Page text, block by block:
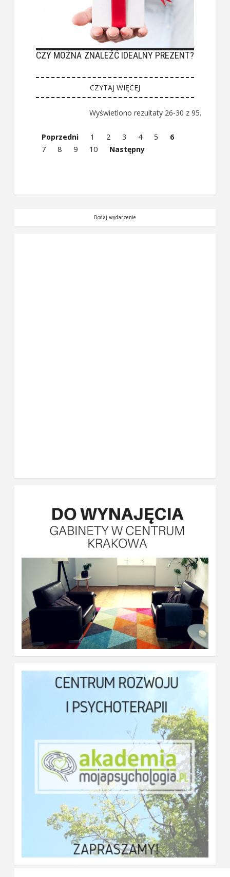
CZY MOŻNA ZNALEŹĆ IDEALNY PREZENT?
CZYTAJ WIĘCEJ
Wyświetlono rezultaty 26-30 z 95.
Poprzedni 1 2 3 4 5
6
7
8 9 10 Następny
Dodaj wydarzenie